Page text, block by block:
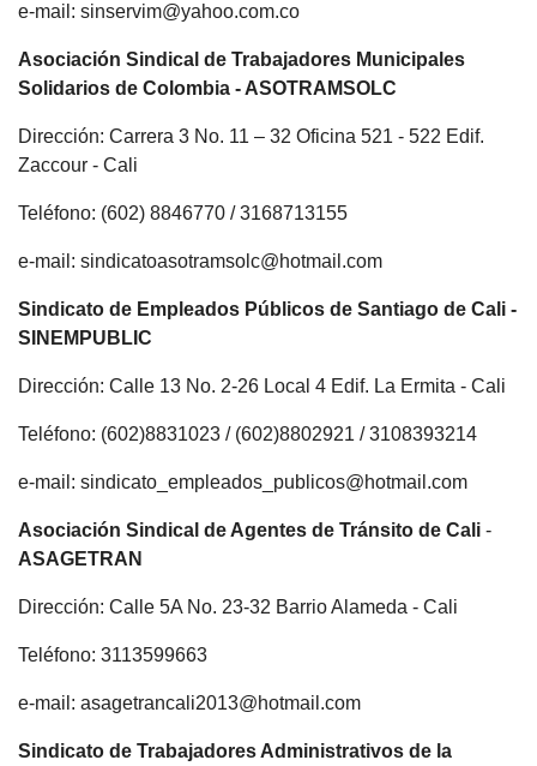
e-mail: sinservim@yahoo.com.co
Asociación Sindical de Trabajadores Municipales
Solidarios de Colombia - ASOTRAMSOLC
Dirección: Carrera 3 No. 11 – 32 Oficina 521 - 522 Edif.
Zaccour - Cali
Teléfono: (602) 8846770 / 3168713155
e-mail: sindicatoasotramsolc@hotmail.com
Sindicato de Empleados Públicos de Santiago de Cali -
SINEMPUBLIC
Dirección: Calle 13 No. 2-26 Local 4 Edif. La Ermita - Cali
Teléfono: (602)8831023 / (602)8802921 / 3108393214
e-mail: sindicato_empleados_publicos@hotmail.com
Asociación Sindical de Agentes de Tránsito de Cali -
ASAGETRAN
Dirección: Calle 5A No. 23-32 Barrio Alameda - Cali
Teléfono: 3113599663
e-mail: asagetrancali2013@hotmail.com
Sindicato de Trabajadores Administrativos de la